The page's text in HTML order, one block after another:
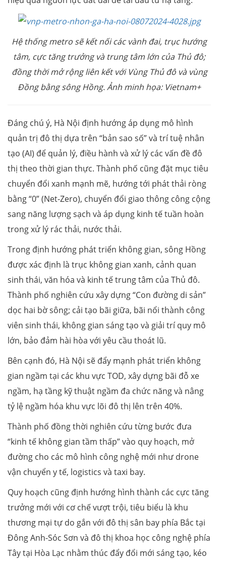
Hệ thống metro sẽ kết nối các vành đai, trục hướng
tâm, cực tăng trưởng và trung tâm lớn của Thủ đô;
đồng thời mở rộng liên kết với Vùng Thủ đô và vùng
Đồng bằng sông Hồng.Ảnh minh họa: Vietnam+
Đáng chú ý, Hà Nội định hướng áp dụng mô hình
quản trị đô thị dựa trên “bản sao số” và trí tuệ nhân
tạo (AI) để quản lý, điều hành và xử lý các vấn đề đô
thị theo thời gian thực. Thành phố cũng đặt mục tiêu
chuyển đổi xanh mạnh mẽ, hướng tới phát thải ròng
bằng “0” (Net-Zero), chuyển đổi giao thông công cộng
sang năng lượng sạch và áp dụng kinh tế tuần hoàn
trong xử lý rác thải, nước thải.
Trong định hướng phát triển không gian, sông Hồng
được xác định là trục không gian xanh, cảnh quan
sinh thái, văn hóa và kinh tế trung tâm của Thủ đô.
Thành phố nghiên cứu xây dựng “Con đường di sản”
dọc hai bờ sông; cải tạo bãi giữa, bãi nổi thành công
viên sinh thái, không gian sáng tạo và giải trí quy mô
lớn, bảo đảm hài hòa với yêu cầu thoát lũ.
Bên cạnh đó, Hà Nội sẽ đẩy mạnh phát triển không
gian ngầm tại các khu vực TOD, xây dựng bãi đỗ xe
ngầm, hạ tầng kỹ thuật ngầm đa chức năng và nâng
tỷ lệ ngầm hóa khu vực lõi đô thị lên trên 40%.
Thành phố đồng thời nghiên cứu từng bước đưa
“kinh tế không gian tầm thấp” vào quy hoạch, mở
đường cho các mô hình công nghệ mới như drone
vận chuyển y tế, logistics và taxi bay.
Quy hoạch cũng định hướng hình thành các cực tăng
trưởng mới với cơ chế vượt trội, tiêu biểu là khu
thương mại tự do gắn với đô thị sân bay phía Bắc tại
Đông Anh-Sóc Sơn và đô thị khoa học công nghệ phía
Tây tại Hòa Lạc nhằm thúc đẩy đổi mới sáng tạo, kéo